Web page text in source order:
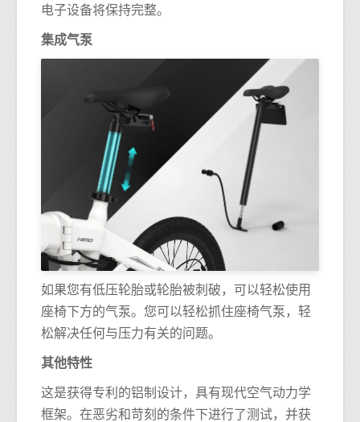
电子设备将保持完整。
集成气泵
如果您有低压轮胎或轮胎被刺破，可以轻松使用
座椅下方的气泵。您可以轻松抓住座椅气泵，轻
松解决任何与压力有关的问题。
其他特性
这是获得专利的铝制设计，具有现代空气动力学
框架。在恶劣和苛刻的条件下进行了测试，并获